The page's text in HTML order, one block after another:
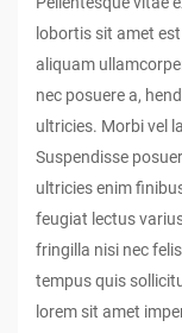
lobortis sit amet
aliquam
nec posuere a,
ultricies. Morbi vel
Suspendisse
ultricies enim
feugiat lectus
fringilla nisi nec
tempus quis
lorem sit amet